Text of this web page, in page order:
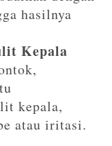
hasilnya
Kepala
kepala,
atau iritasi.